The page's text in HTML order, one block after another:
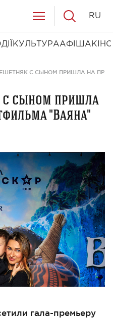
КУЛЬТУРААФІША КІНО
RU
С СЫНОМ ПРИШЛА НА
с сыном пришла
"Ваяна"
гала-премьеру